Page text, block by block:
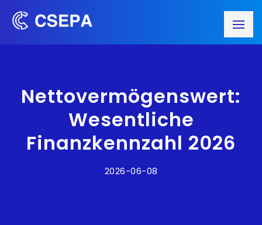
Nettovermögenswert:
Wesentliche
Finanzkennzahl 2026
2026-06-08